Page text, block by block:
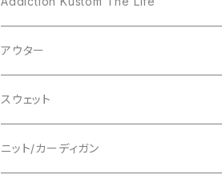
シャツ
スウェット
ニット
アウター
シャツ
ニット
アウター
スウェット
ニット/カーディガン